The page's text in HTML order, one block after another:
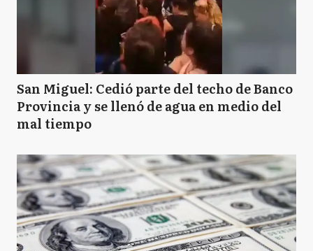
San Miguel: Cedió parte del techo de Banco
Provincia y se llenó de agua en medio del
mal tiempo